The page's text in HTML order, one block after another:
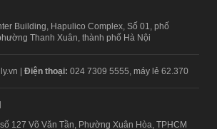
Building, Hapulico Complex, Số 01, phố
Thanh Xuân, thành phố Hà Nội
| Điện thoại: 024 7309 5555, máy lẻ 62.370
127 Võ Văn Tần, Phường Xuân Hòa, TPHCM